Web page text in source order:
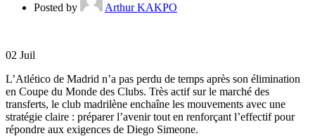
Posted by Arthur KAKPO
02 Juil
L’Atlético de Madrid n’a pas perdu de temps après son élimination
en Coupe du Monde des Clubs. Très actif sur le marché des
transferts, le club madrilène enchaîne les mouvements avec une
stratégie claire : préparer l’avenir tout en renforçant l’effectif pour
répondre aux exigences de Diego Simeone.